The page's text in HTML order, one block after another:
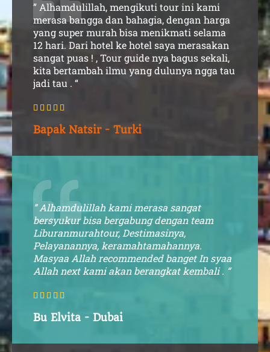
” Alhamdulillah, mengikuti tour ini kami
merasa bangga dan bahagia, dengan harga
yang super murah bisa menikmati selama
12 hari. Dari hotel ke hotel saya merasakan
sangat puas ! , Tour guide nya bagus sekali,
kita bertambah ilmu yang dulunya ngga tau
jadi tau . “
    
Bapak Natsir - Turki
” Alhamdulillah kami merasa sangat
bersyukur bisa bergabung dengan team
Liburanmurahtour, Destimasinya,
Pelayanannya, keramahtamahannya.
Masyaa Allah recommended banget In syaa
Allah next kami akan berangkat kembali . “
    
Bu Elvita - Dubai